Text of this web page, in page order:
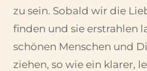
zu sein. Sobald wir die
finden und sie erstrahlen
schönen Menschen und
ziehen, so wie ein klarer,